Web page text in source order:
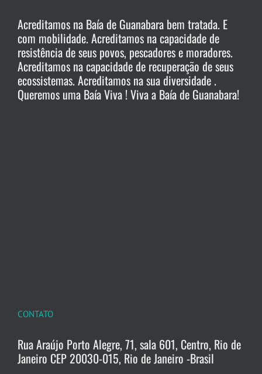
Acreditamos na Baía de Guanabara bem tratada. E
com mobilidade. Acreditamos na capacidade de
resistência de seus povos, pescadores e moradores.
Acreditamos na capacidade de recuperação de seus
ecossistemas. Acreditamos na sua diversidade .
Queremos uma Baía Viva ! Viva a Baía de Guanabara!
CONTATO
Rua Araújo Porto Alegre, 71, sala 601, Centro, Rio de
Janeiro CEP 20030-015, Rio de Janeiro -Brasil